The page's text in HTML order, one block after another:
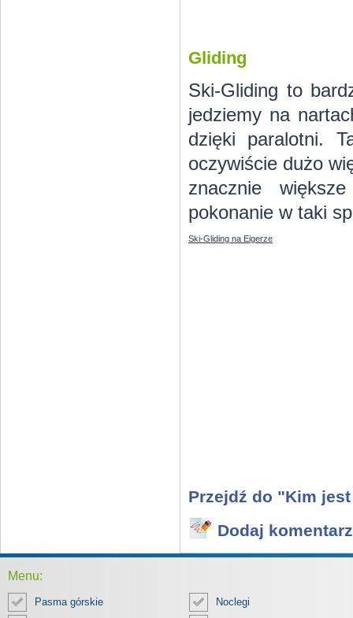
Gliding
Ski-Gliding to
jedziemy na
dzięki paralotni.
oczywiście dużo
znacznie
pokonanie w taki
Ski-Gliding na Eigerze
Przejdź do "Kim
Dodaj komentarz
Menu:
Pasma górskie
Noclegi